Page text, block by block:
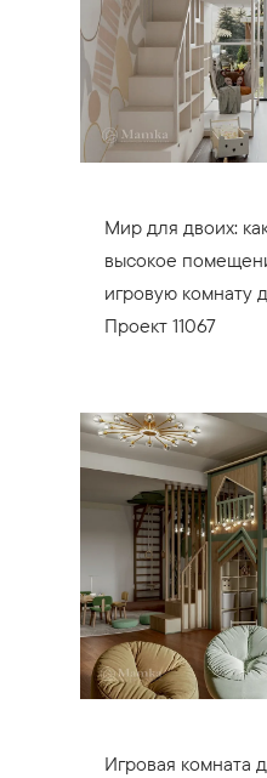
Мир для двоих:
высокое
игровую комнату
Проект 11067
Игровая комната